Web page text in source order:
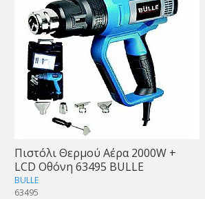
Πιστόλι Θερμού Αέρα 2000W +
LCD Οθόνη 63495 BULLE
BULLE
63495